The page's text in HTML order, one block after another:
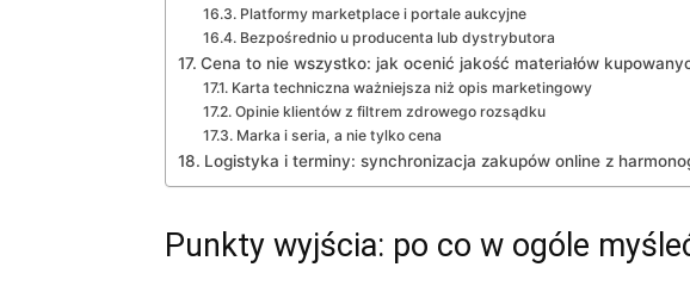
Platformy marketplace i portale aukcyjne
Bezpośrednio u producenta lub dystrybutora
Cena to nie wszystko: jak ocenić jakość materiałów
Karta techniczna ważniejsza niż opis marketingowy
Opinie klientów z filtrem zdrowego rozsądku
Marka i seria, a nie tylko cena
Logistyka i terminy: synchronizacja zakupów online z
Punkty wyjścia: po co w ogóle